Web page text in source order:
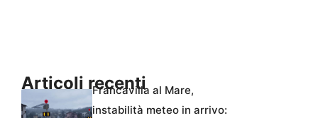
Articoli recenti
Francavilla al Mare,
instabilità meteo in arrivo: